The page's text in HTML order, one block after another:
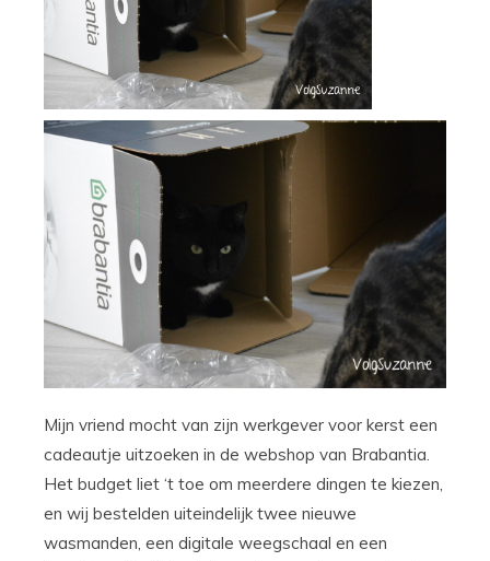
Mijn vriend mocht van zijn werkgever voor kerst een
cadeautje uitzoeken in de webshop van Brabantia.
Het budget liet ‘t toe om meerdere dingen te kiezen,
en wij bestelden uiteindelijk twee nieuwe
wasmanden, een digitale weegschaal en een